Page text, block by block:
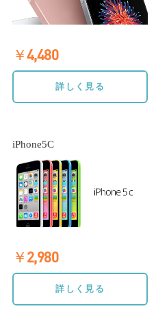
￥4,480
詳しく見る
iPhone5C
￥2,980
詳しく見る